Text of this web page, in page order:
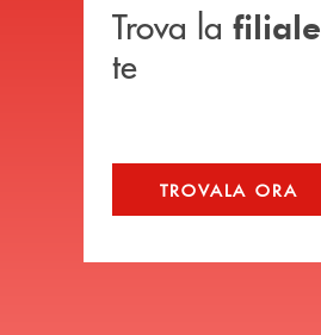
Trova la filiale
te
TROVALA ORA